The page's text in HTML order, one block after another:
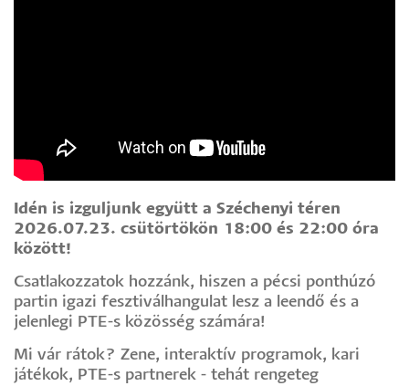
Idén is izguljunk együtt a Széchenyi téren
2026.07.23. csütörtökön 18:00 és 22:00 óra
között!
Csatlakozzatok hozzánk, hiszen a pécsi ponthúzó
partin igazi fesztiválhangulat lesz a leendő és a
jelenlegi PTE-s közösség számára!
Mi vár rátok? Zene, interaktív programok, kari
játékok, PTE-s partnerek - tehát rengeteg